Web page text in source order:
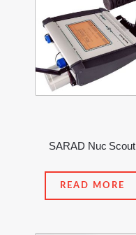
SARAD Nuc Scout
READ MORE